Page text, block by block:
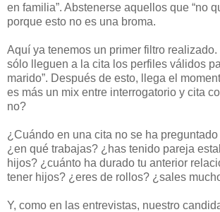
en familia”. Abstenerse aquellos que “no
porque esto no es una broma.
Aquí ya tenemos un primer filtro
sólo lleguen a la cita los perfiles válidos
marido”. Después de esto, llega el
es más un mix entre interrogatorio y cita
no?
¿Cuándo en una cita no se ha
¿en qué trabajas? ¿has tenido pareja
hijos? ¿cuánto ha durado tu anterior
tener hijos? ¿eres de rollos? ¿sales
Y, como en las entrevistas, nuestro